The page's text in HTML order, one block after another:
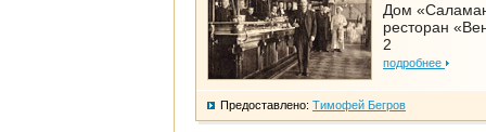
Дом
ресторан
2
подробнее
Предоставлено: Тимофей Бегров